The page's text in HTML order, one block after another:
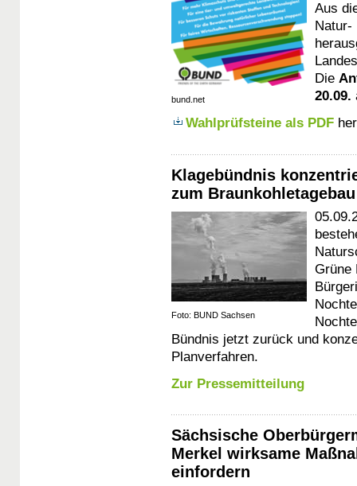
bund.net
Aus
Natur-
Die
20.09.
Wahlprüfsteine als PDF
Klagebündnis
zum
Foto: BUND Sachsen
Grüne
Bündnis jetzt zurück und
Planverfahren.
Zur Pressemitteilung
Sächsische
Merkel wirksame
einfordern